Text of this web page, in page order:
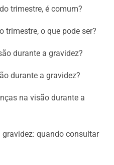
trimestre, é comum?
trimestre, o que pode ser?
durante a gravidez?
durante a gravidez?
na visão durante a
quando consultar